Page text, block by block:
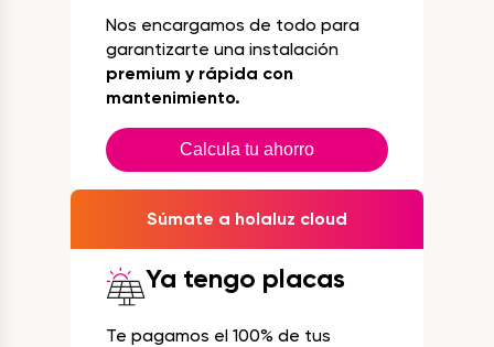
Nos encargamos de todo para
garantizarte una instalación
premium y rápida con
mantenimiento.
Calcula tu ahorro
Súmate a holaluz cloud
Ya tengo placas
Te pagamos el 100% de tus